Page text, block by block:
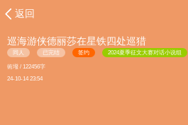
返回
巡海游侠德丽莎在星铁四处巡猎
同人 已完结 签约 2024夏季征文大赛对话小说组
術墢 / 122456字
24-10-14 23:54